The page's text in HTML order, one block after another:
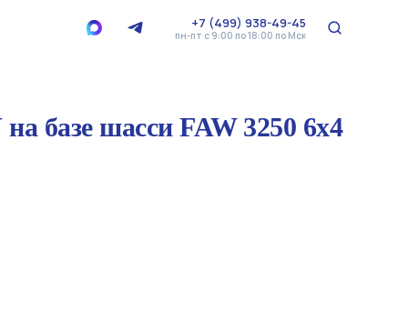
+7 (499) 938-49-45
пн-пт с 9:00 по 18:00 по Мск
базе шасси FAW 3250 6x4